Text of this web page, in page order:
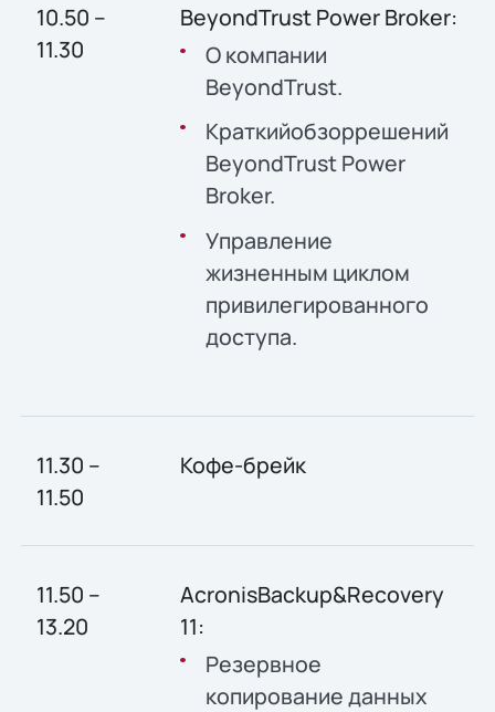
10.50 –
11.30
BeyondTrust Power Broker:
О компании
BeyondTrust.
Краткийобзоррешений
BeyondTrust Power
Broker.
Управление
жизненным циклом
привилегированного
доступа.
11.30 –
11.50
Кофе-брейк
11.50 –
13.20
AcronisBackup&Recovery
11:
Резервное
копирование данных